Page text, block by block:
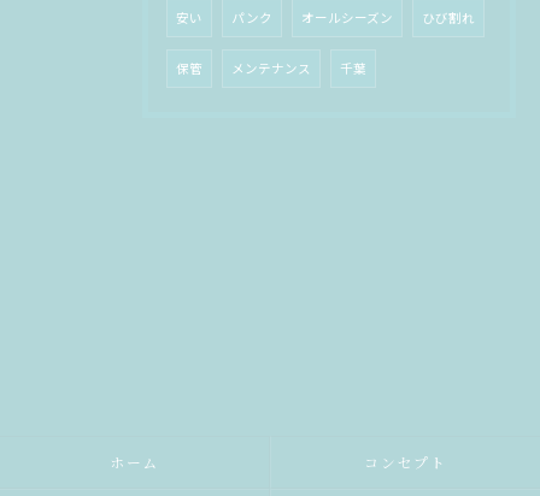
安い パンク オールシーズン ひび割れ
保管 メンテナンス 千葉
ホーム コンセプト